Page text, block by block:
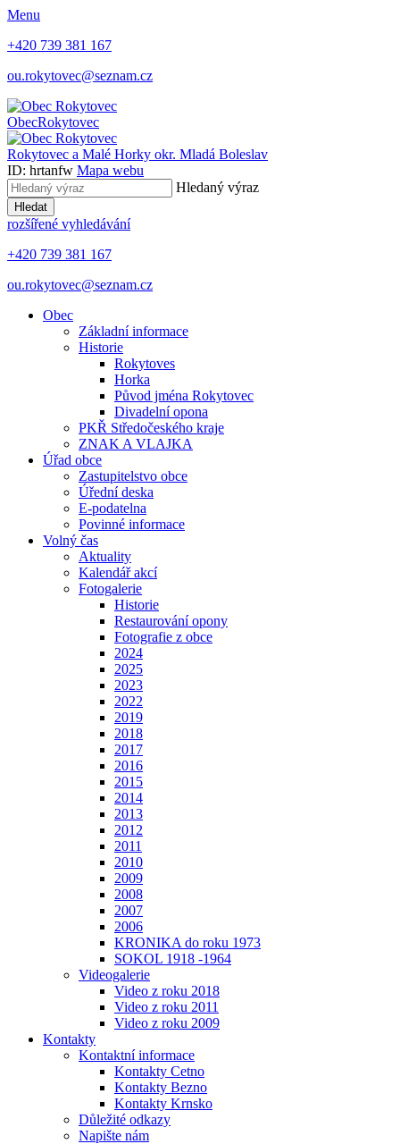
Menu
+420 739 381 167
ou.rokytovec@seznam.cz
ObecRokytovec
Rokytovec a Malé Horky okr. Mladá Boleslav
ID: hrtanfw Mapa webu
Hledaný výraz
Hledat
rozšířené vyhledávání
+420 739 381 167
ou.rokytovec@seznam.cz
Obec
Základní informace
Historie
Rokytoves
Horka
Původ jména Rokytovec
Divadelní opona
PKŘ Středočeského kraje
ZNAK A VLAJKA
Úřad obce
Zastupitelstvo obce
Úřední deska
E-podatelna
Povinné informace
Volný čas
Aktuality
Kalendář akcí
Fotogalerie
Historie
Restaurování opony
Fotografie z obce
2024
2025
2023
2022
2019
2018
2017
2016
2015
2014
2013
2012
2011
2010
2009
2008
2007
2006
KRONIKA do roku 1973
SOKOL 1918 -1964
Videogalerie
Video z roku 2018
Video z roku 2011
Video z roku 2009
Kontakty
Kontaktní informace
Kontakty Cetno
Kontakty Bezno
Kontakty Krnsko
Důležité odkazy
Napište nám